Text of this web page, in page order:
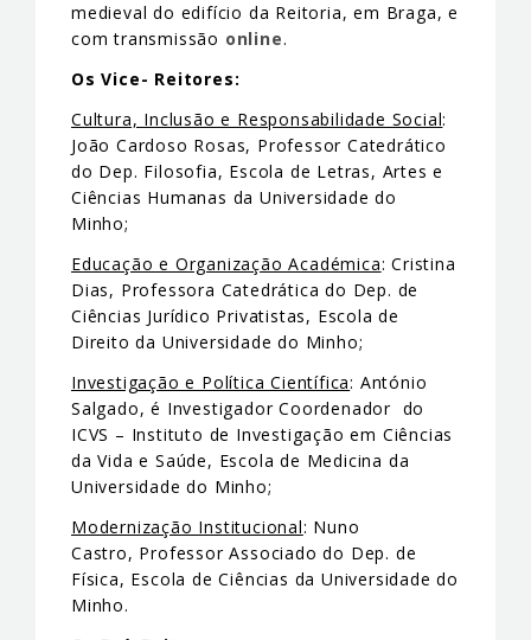
medieval do edifício da Reitoria, em Braga, e
com transmissão online.
Os Vice- Reitores:
Cultura, Inclusão e Responsabilidade Social:
João Cardoso Rosas, Professor Catedrático
do Dep. Filosofia, Escola de Letras, Artes e
Ciências Humanas da Universidade do
Minho;
Educação e Organização Académica: Cristina
Dias, Professora Catedrática do Dep. de
Ciências Jurídico Privatistas, Escola de
Direito da Universidade do Minho;
Investigação e Política Científica: António
Salgado, é Investigador Coordenador do
ICVS – Instituto de Investigação em Ciências
da Vida e Saúde, Escola de Medicina da
Universidade do Minho;
Modernização Institucional: Nuno
Castro, Professor Associado do Dep. de
Física, Escola de Ciências da Universidade do
Minho.